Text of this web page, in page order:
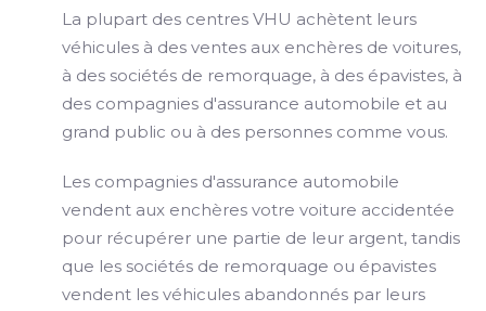
La plupart des centres VHU achètent leurs
véhicules à des ventes aux enchères de voitures,
à des sociétés de remorquage, à des épavistes, à
des compagnies d'assurance automobile et au
grand public ou à des personnes comme vous.
Les compagnies d'assurance automobile
vendent aux enchères votre voiture accidentée
pour récupérer une partie de leur argent, tandis
que les sociétés de remorquage ou épavistes
vendent les véhicules abandonnés par leurs